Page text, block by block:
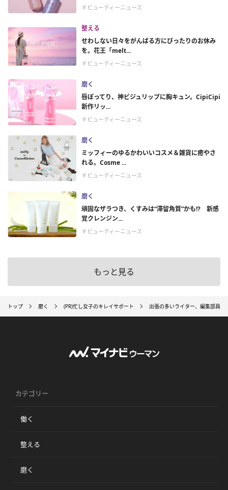
＃ビューティーニュース
整える
せわしない日々をがんばる方にぴったりのお休み
を。花王「melt...
＃ビューティーニュース
磨く
唇ぽってり、神ビジュリップに胸キュン。CipiCipi
新作リッ...
＃ビューティーニュース
磨く
ミッフィーのゆるかわいいコスメ＆雑貨に癒やさ
れる。Cosme ...
＃ビューティーニュース
磨く
頑固なザラつき、くすみは“滞留角質”かも!? 新感
覚クレンジン...
＃ビューティーニュース
もっと見る
トップ 磨く (PR)忙し女子のキレイサポート 出張の多いライター、編集部員
カテゴリー
働く
整える
磨く